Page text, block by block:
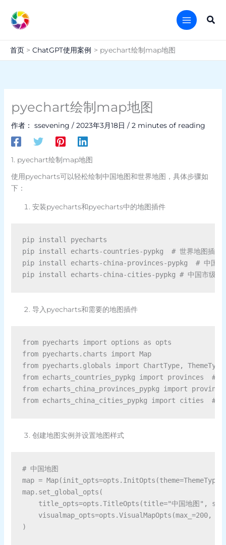
搜
首页 ChatGPT使用案例 pyechart绘制map地图
pyechart绘制map地图
作者： ssevening / 2023年3月18日 / 2 minutes of reading
1. pyechart绘制map地图
使用pyecharts可以轻松绘制中国地图和世界地图，具体步骤如
下：
安装pyecharts和pyecharts中的地图插件
pip install pyecharts
pip install echarts-countries-pypkg  # 世界地图插件
pip install echarts-china-provinces-pypkg  # 中国省
导入pyecharts和需要的地图插件
from pyecharts import options as opts
from pyecharts.charts import Map
from pyecharts.globals import ChartType, ThemeType
from echarts_countries_pypkg import provinces  # 世
from echarts_china_provinces_pypkg import provinces
创建地图实例并设置地图样式
# 中国地图
map =
map.set_global_opts(
title_opts=opts.TitleOpts(title="中国地图",
visualmap_opts=opts.VisualMapOpts(max_=200,
)